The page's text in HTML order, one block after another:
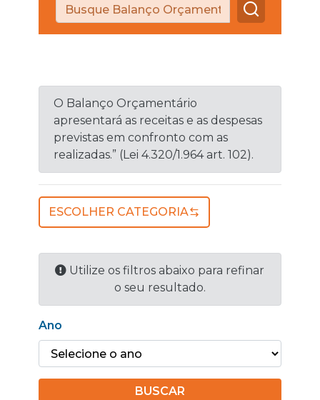
O Balanço Orçamentário
apresentará as receitas e as despesas
previstas em confronto com as
realizadas.” (Lei 4.320/1.964 art. 102).
ESCOLHER CATEGORIA
Utilize os filtros abaixo para refinar
o seu resultado.
Ano
BUSCAR